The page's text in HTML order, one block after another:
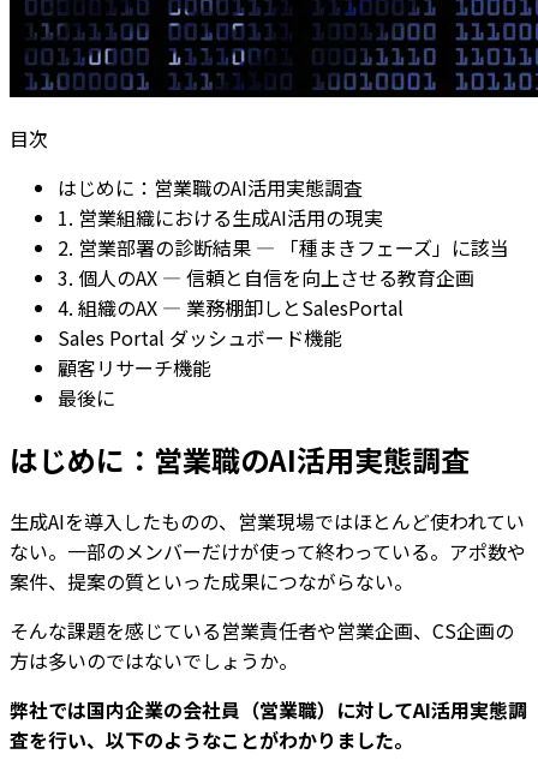
目次
はじめに：営業職のAI活用実態調査
1. 営業組織における生成AI活用の現実
2. 営業部署の診断結果 — 「種まきフェーズ」に該当
3. 個人のAX — 信頼と自信を向上させる教育企画
4. 組織のAX — 業務棚卸しとSalesPortal
Sales Portal ダッシュボード機能
顧客リサーチ機能
最後に
はじめに：営業職のAI活用実態調査
生成AIを導入したものの、営業現場ではほとんど使われてい
ない。一部のメンバーだけが使って終わっている。アポ数や
案件、提案の質といった成果につながらない。
そんな課題を感じている営業責任者や営業企画、CS企画の
方は多いのではないでしょうか。
弊社では国内企業の会社員（営業職）に対してAI活用実態調
査を行い、以下のようなことがわかりました。